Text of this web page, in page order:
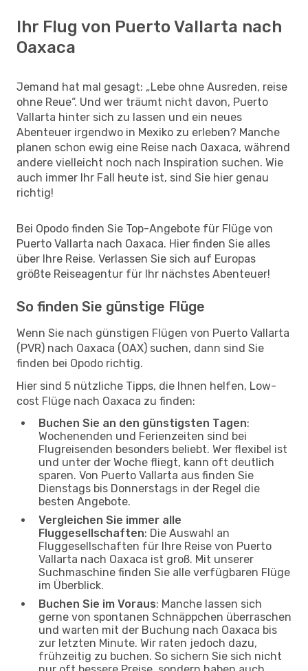
Ihr Flug von Puerto Vallarta nach
Oaxaca
Jemand hat mal gesagt: „Lebe ohne Ausreden, reise
ohne Reue“. Und wer träumt nicht davon, Puerto
Vallarta hinter sich zu lassen und ein neues
Abenteuer irgendwo in Mexiko zu erleben? Manche
planen schon ewig eine Reise nach Oaxaca, während
andere vielleicht noch nach Inspiration suchen. Wie
auch immer Ihr Fall heute ist, sind Sie hier genau
richtig!
Bei Opodo finden Sie Top-Angebote für Flüge von
Puerto Vallarta nach Oaxaca. Hier finden Sie alles
über Ihre Reise. Verlassen Sie sich auf Europas
größte Reiseagentur für Ihr nächstes Abenteuer!
So finden Sie günstige Flüge
Wenn Sie nach günstigen Flügen von Puerto Vallarta
(PVR) nach Oaxaca (OAX) suchen, dann sind Sie
finden bei Opodo richtig.
Hier sind 5 nützliche Tipps, die Ihnen helfen, Low-
cost Flüge nach Oaxaca zu finden:
Buchen Sie an den günstigsten Tagen:
Wochenenden und Ferienzeiten sind bei
Flugreisenden besonders beliebt. Wer flexibel ist
und unter der Woche fliegt, kann oft deutlich
sparen. Von Puerto Vallarta aus finden Sie
Dienstags bis Donnerstags in der Regel die
besten Angebote.
Vergleichen Sie immer alle
Fluggesellschaften: Die Auswahl an
Fluggesellschaften für Ihre Reise von Puerto
Vallarta nach Oaxaca ist groß. Mit unserer
Suchmaschine finden Sie alle verfügbaren Flüge
im Überblick.
Buchen Sie im Voraus: Manche lassen sich
gerne von spontanen Schnäppchen überraschen
und warten mit der Buchung nach Oaxaca bis
zur letzten Minute. Wir raten jedoch dazu,
frühzeitig zu buchen. So sichern Sie sich nicht